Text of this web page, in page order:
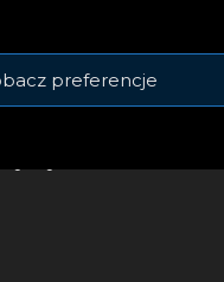
preferencje
paraolimpijskiego
uzyskał status